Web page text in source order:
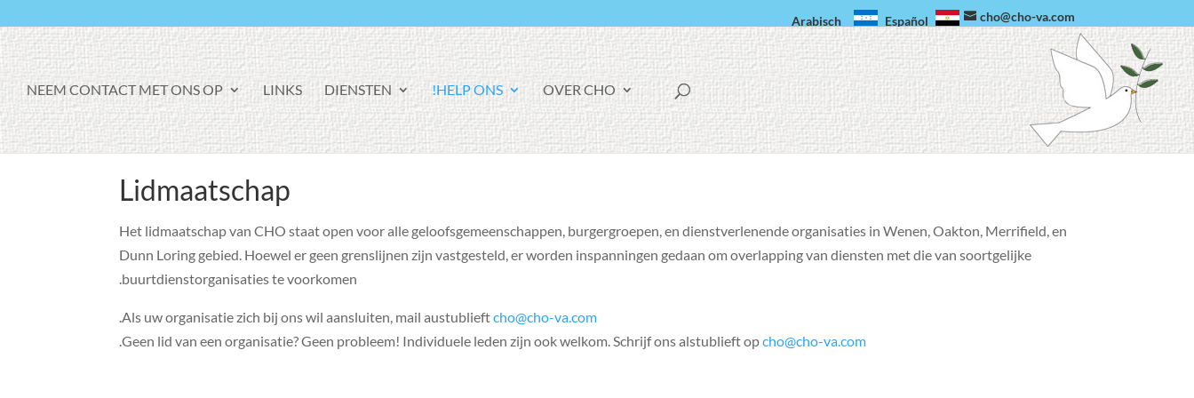
cho@cho-va.com
Arabisch Español
F
A
C
E
O
OVER CHO
HELP ONS!
DIENSTEN
LINKS
NEEM CONTACT MET ONS OP
Lidmaatschap
Het lidmaatschap van CHO staat open voor alle geloofsgemeenschappen, burgergroepen, en dienstverlenende organisaties in Wenen, Oakton, Merrifield, en
Dunn Loring gebied. Hoewel er geen grenslijnen zijn vastgesteld, er worden inspanningen gedaan om overlapping van diensten met die van soortgelijke
buurtdienstorganisaties te voorkomen.
Als uw organisatie zich bij ons wil aansluiten, mail austublieftcho@cho-va.com
Geen lid van een organisatie? Geen probleem! Individuele leden zijn ook welkom. Schrijf ons alstublieft opcho@cho-va.com
.